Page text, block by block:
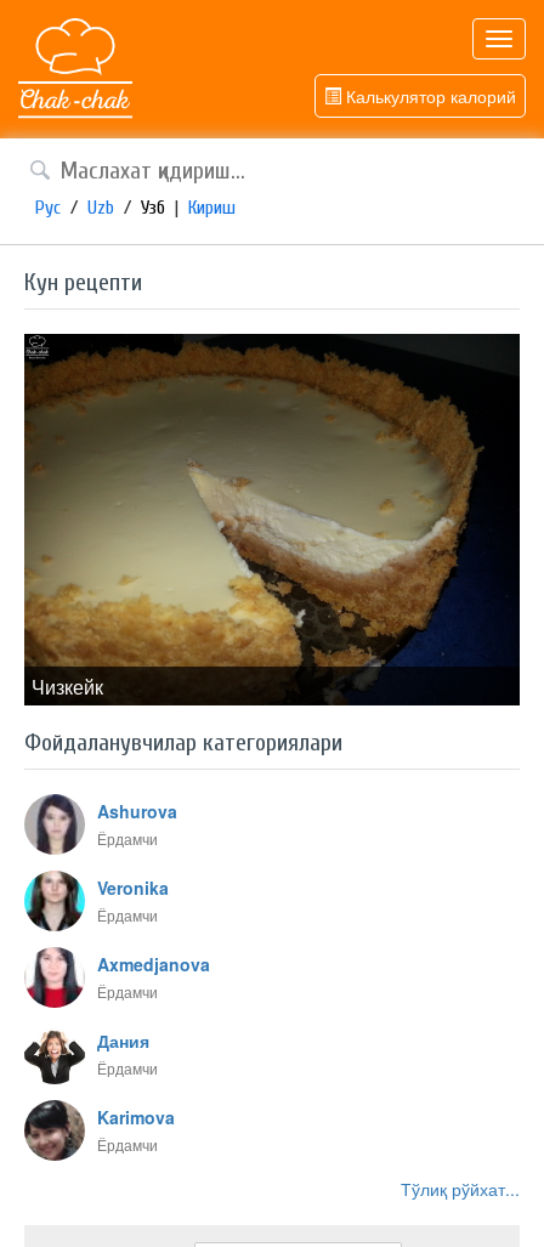
Калькулятор калорий
Рус / Uzb / Узб | Кириш
Кун рецепти
Чизкейк
Фойдаланувчилар категориялари
Ashurova
Ёрдамчи
Veronika
Ёрдамчи
Axmedjanova
Ёрдамчи
Дания
Ёрдамчи
Karimova
Ёрдамчи
Тўлиқ рўйхат...